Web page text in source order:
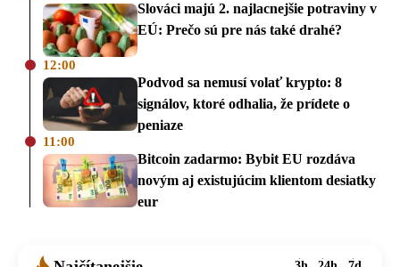
Slováci majú 2. najlacnejšie potraviny v
EÚ: Prečo sú pre nás také drahé?
12:00
Podvod sa nemusí volať krypto: 8
signálov, ktoré odhalia, že prídete o
peniaze
11:00
Bitcoin zadarmo: Bybit EU rozdáva
novým aj existujúcim klientom desiatky
eur